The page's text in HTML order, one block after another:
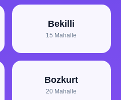
Bekilli
15 Mahalle
Bozkurt
20 Mahalle